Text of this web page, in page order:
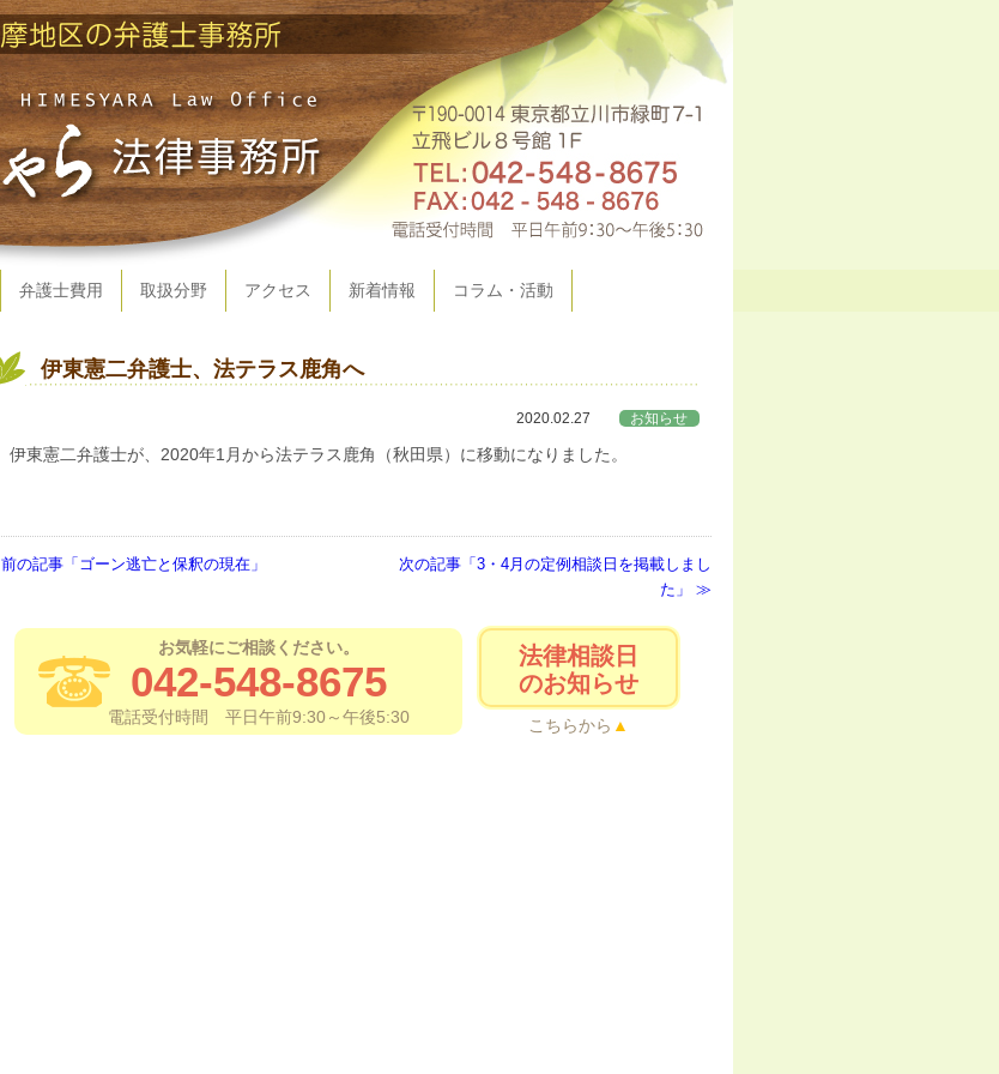
弁護士費用 取扱分野 アクセス 新着情報 コラム・活動
伊東憲二弁護士、法テラス鹿角へ
2020.02.27 お知らせ
伊東憲二弁護士が、2020年1月から法テラス鹿角（秋田県）に移動になりました。
前の記事「ゴーン逃亡と保釈の現在」
次の記事「3・4月の定例相談日を掲載しまし
た」
お気軽にご相談ください。
042-548-8675
電話受付時間 平日午前9:30～午後5:30
法律相談日
のお知らせ
こちらから